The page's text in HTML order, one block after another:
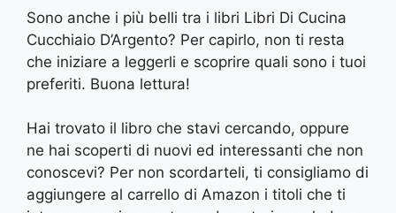
Sono anche i più belli tra i libri Libri Di Cucina
Cucchiaio D’Argento? Per capirlo, non ti resta
che iniziare a leggerli e scoprire quali sono i tuoi
preferiti. Buona lettura!
Hai trovato il libro che stavi cercando, oppure
ne hai scoperti di nuovi ed interessanti che non
conoscevi? Per non scordarteli, ti consigliamo di
aggiungere al carrello di Amazon i titoli che ti